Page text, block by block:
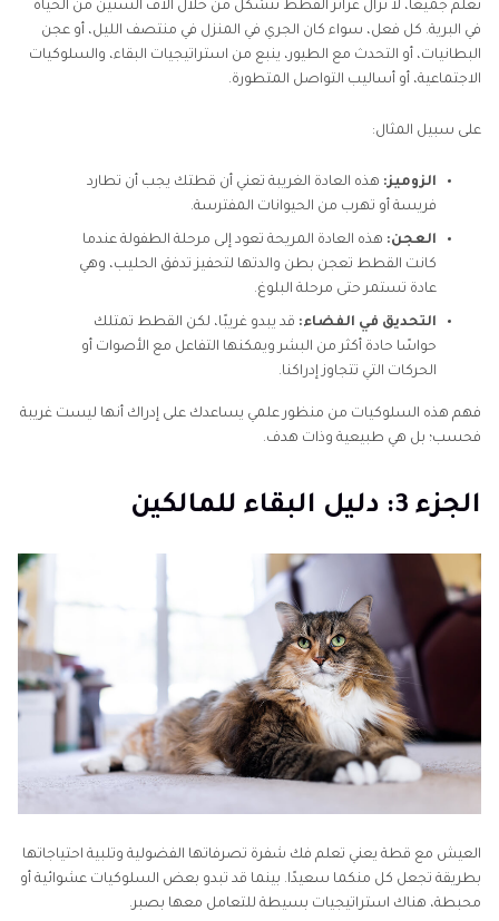
نعلم جميعًا، لا تزال غرائز القطط تتشكل من خلال آلاف السنين من الحياة
في البرية. كل فعل، سواء كان الجري في المنزل في منتصف الليل، أو عجن
البطانيات، أو التحدث مع الطيور، ينبع من استراتيجيات البقاء، والسلوكيات
الاجتماعية، أو أساليب التواصل المتطورة.
على سبيل المثال:
الزوميز: هذه العادة الغريبة تعني أن قطتك يجب أن تطارد
فريسة أو تهرب من الحيوانات المفترسة.
العجن: هذه العادة المريحة تعود إلى مرحلة الطفولة عندما
كانت القطط تعجن بطن والدتها لتحفيز تدفق الحليب، وهي
عادة تستمر حتى مرحلة البلوغ.
التحديق في الفضاء: قد يبدو غريبًا، لكن القطط تمتلك
حواسًا حادة أكثر من البشر ويمكنها التفاعل مع الأصوات أو
الحركات التي تتجاوز إدراكنا.
فهم هذه السلوكيات من منظور علمي يساعدك على إدراك أنها ليست غريبة
فحسب؛ بل هي طبيعية وذات هدف.
الجزء 3: دليل البقاء للمالكين
العيش مع قطة يعني تعلم فك شفرة تصرفاتها الفضولية وتلبية احتياجاتها
بطريقة تجعل كل منكما سعيدًا. بينما قد تبدو بعض السلوكيات عشوائية أو
محبطة، هناك استراتيجيات بسيطة للتعامل معها بصبر.